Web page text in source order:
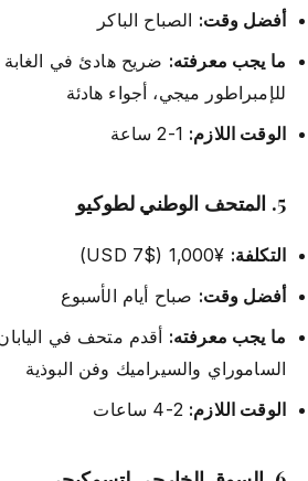
أفضل وقت: الصباح الباكر
ما يجب معرفته: ضريح هادئ في
للإمبراطور ميجي، أجواء هادئة
الوقت اللازم:
5. المتحف الوطني لطوكيو
التكلفة: ¥1,000 ($7 USD)
أفضل وقت: صباح أيام الأسبوع
ما يجب معرفته: أقدم متحف في
الساموراي والسيراميك وفن البوذية
الوقت اللازم: